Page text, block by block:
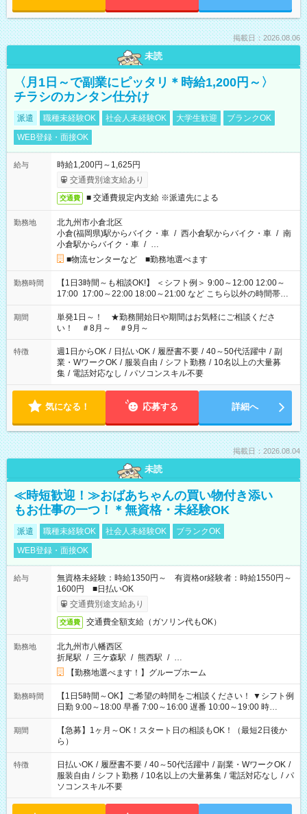
掲載日：2026.08.06
未読
〈月1日～で副業にピッタリ＊時給1,200円～〉
チラシのカンタン仕分け
派遣 職種未経験OK 社会人未経験OK 大学生歓迎
ブランクOK
WEB登録・面接OK
給与
時給1,200円～1,625円
交通費別途支給あり
交通費 ■ 交通費規定内支給 ※派遣先による
勤務地
北九州市小倉北区
小倉(福岡県)駅からバイク・車 / 西小倉駅からバイク・車 / 南
小倉駅からバイク・車 / …
■物流センターなど ■勤務地選べます
勤務時間
【1日3時間～も相談OK!】 ＜シフト例＞ 9:00～12:00 12:00～
17:00 17:00～22:00 18:00～21:00 など こちら以外の時間帯も
お気軽にご相談ください！
期間
単発1日～！ ★勤務開始日や期間はお気軽にご相談くださ
い！ ＃8月～ ＃9月～
特徴 週1日からOK / 日払いOK / 履歴書不要 / 40～50代活躍中 / 副
業・WワークOK / 服装自由 / シフト勤務 / 10名以上の大量募
集 / 電話対応なし / パソコンスキル不要
気になる！ 応募する 詳細へ
掲載日：2026.08.04
未読
≪時短歓迎！≫おばあちゃんの買い物付き添い
もお仕事の一つ！＊無資格・未経験OK
派遣 職種未経験OK 社会人未経験OK
ブランクOK
WEB登録・面接OK
給与
無資格未経験：時給1350円～ 有資格or経験者：時給1550円～
1600円 ■日払いOK
交通費別途支給あり
交通費 交通費全額支給（ガソリン代もOK）
勤務地
北九州市八幡西区
折尾駅 / 三ケ森駅 / 熊西駅 / …
【勤務地選べます！】グループホーム
勤務時間
【1日5時間～OK】ご希望の時間をご相談ください！ ▼シフト例
日勤 9:00～18:00 早番 7:00～16:00 遅番 10:00～19:00 時
短 10:00～15:00 上記はあくまで一例です。 「夕方までには帰
宅しておきたい」 「朝はゆっくりのスタートがいい」 「お昼の
時間を有効に使いたい」 など、ご希望があれば教えてください
ね。
期間
【急募】1ヶ月～OK！スタート日の相談もOK！（最短2日後か
ら）
特徴 日払いOK / 履歴書不要 / 40～50代活躍中 / 副業・WワークOK /
服装自由 / シフト勤務 / 10名以上の大量募集 / 電話対応なし / パ
ソコンスキル不要